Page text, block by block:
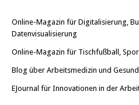
Online-Magazin für Digitalisierung,
Datenvisualisierung
Online-Magazin für Tischfußball,
Blog über Arbeitsmedizin und
EJournal für Innovationen in der